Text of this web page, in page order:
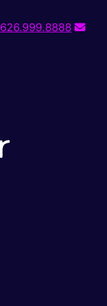
626.999.8888